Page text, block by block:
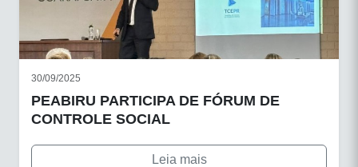
30/09/2025
PEABIRU PARTICIPA DE FÓRUM DE
CONTROLE SOCIAL
Leia mais